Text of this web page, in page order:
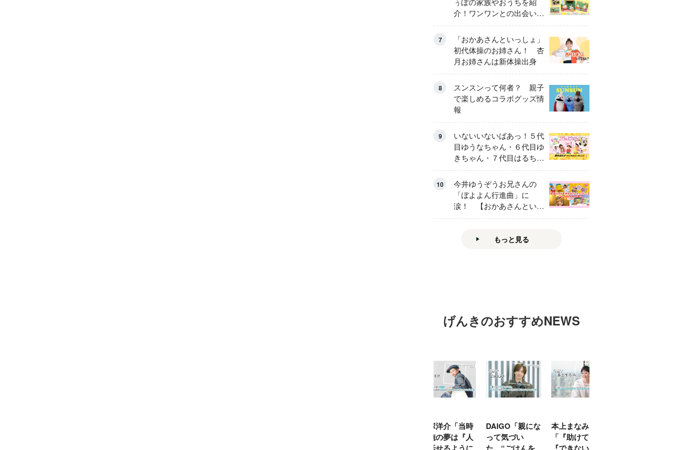
介！ワンワンとの出会いの
瞬間も
7
「おかあさんといっしょ」
初代体操のお姉さん！ 杏
月お姉さんは新体操出身
8
スンスンって何者？ 親子
で楽しめるコラボグッズ情
報
9
いないいないばあっ！５代
目ゆうなちゃん・６代目ゆ
きちゃん・７代目はるちゃ
ん スペシャルインタビュ
ー
10
今井ゆうぞうお兄さんの
「ぼよよん行進曲」に
涙！ 【おかあさんといっ
しょ65周年特別番組】
もっと見る
げんきのおすすめNEWS
窪塚洋介「当時
の俺の夢は『人
と話せるように
DAIGO「親にな
って気づい
た。“ごはんを
本上まなみ
「『助けて』
『できない』が